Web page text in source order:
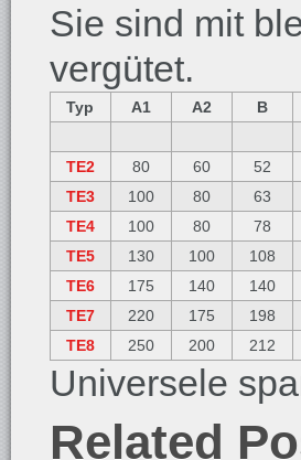
Sie sind mit
vergütet.
Typ A1 A2 B
TE2 80 60 52
TE3
100 80 63
TE4
100 80 78
TE5
130 100 108
TE6
175 140 140
TE7
220 175 198
TE8
250 200 212
Universele
Related